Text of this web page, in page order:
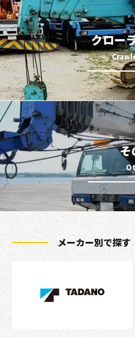
クロー
そ
メーカー別で探す